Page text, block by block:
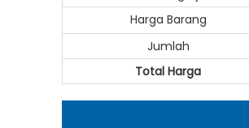
Harga Barang
Jumlah
Total Harga